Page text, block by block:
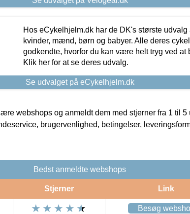
Hos eCykelhjelm.dk har de DK's største udvalg
kvinder, mænd, børn og babyer. Alle deres
godkendte, hvorfor du kan være helt tryg ved at
Klik her for at se deres udvalg.
Se udvalget på eCykelhjelm.dk
webshops og anmeldt dem med stjerner fra 1 til 5
brugervenlighed, betingelser,
Bedst anmeldte webshops
Stjerner Link
Besøg